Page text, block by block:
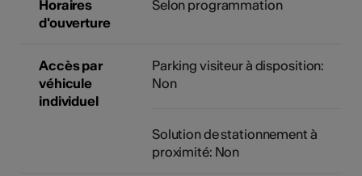
Horaires
d'ouverture
Selon programmation
Accès par
véhicule
individuel
Parking visiteur à disposition:
Non
Solution de stationnement à
proximité: Non